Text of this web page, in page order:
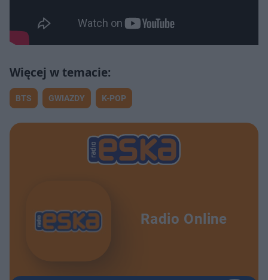
BTS GWIAZDY K-POP
Radio Online